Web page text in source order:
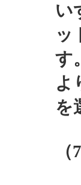
い
ッ
す
よ
を